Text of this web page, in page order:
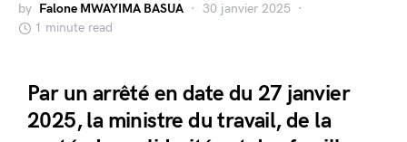
by Falone MWAYIMA BASUA
30 janvier 2025
1 minute read
Par un arrêté en date du 27 janvier
2025, la ministre du travail, de la